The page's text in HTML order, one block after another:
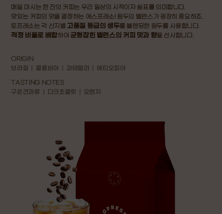
매일 마시는 한 잔의 커피는 우리 일상의 시작이자 쉼표를 의미합니다.
맛있는 커피의 맛을 결정하는 에스프레소! 원두의 밸런스가 굉장히 중요하죠.
토프레소는 각 산지별 고품질 등급의 생두를 블렌딩한 원두를 사용합니다.
적정 비율로 배합하여 균형잡힌 밸런스의 커피 맛과 향을 선사합니다.
ORIGIN
브라질
콜롬비아 과테말라 에티오피아
TASTING NOTES
구운견과류
다크초콜릿 오렌지